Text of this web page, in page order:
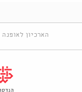
הארכיון